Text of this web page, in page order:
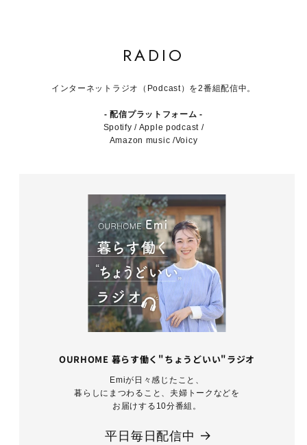
RADIO
インターネットラジオ（Podcast）を2番組配信中。
- 配信プラットフォーム -
Spotify / Apple podcast /
Amazon music /Voicy
OURHOME 暮らす働く"ちょうどいい"ラジオ
Emiが日々感じたこと、
暮らしにまつわること、夫婦トークなどを
お届けする10分番組。
平日毎日配信中